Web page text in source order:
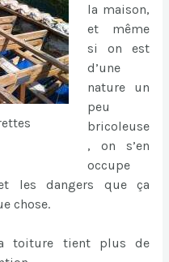
la maison,
et même
si on est
d’une
nature un
peu
bricoleuse
, on s’en
occupe
les dangers que ça
chose.
toiture tient plus de